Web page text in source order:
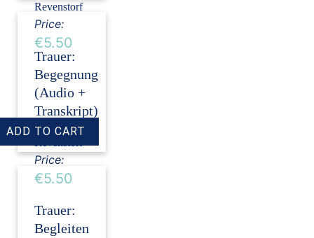
Revenstorf
Price:
€5.50
Trauer:
Begegnung
(Audio +
Transkript)
› Dirk
Price:
€5.50
Trauer:
Begleiten